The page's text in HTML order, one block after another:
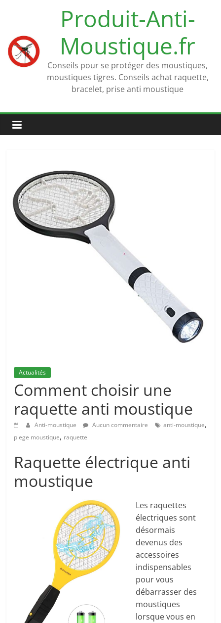
Produit-Anti-
Moustique.fr
Conseils pour se protéger des moustiques,
moustiques tigres. Conseils achat raquette,
bracelet, prise anti moustique
Actualités
Comment choisir une
raquette anti moustique
Anti-moustique Aucun commentaire anti-moustique,
piege moustique, raquette
Raquette électrique anti
moustique
Les raquettes
électriques sont
désormais
devenus des
accessoires
indispensables
pour vous
débarrasser des
moustiques
lorsque vous en